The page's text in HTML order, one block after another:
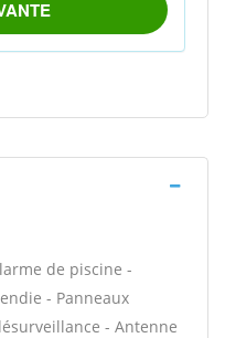
de piscine -
- Panneaux
- Antenne